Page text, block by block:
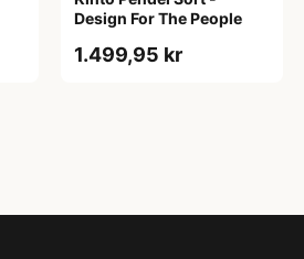
Design For The People
1.499,95 kr